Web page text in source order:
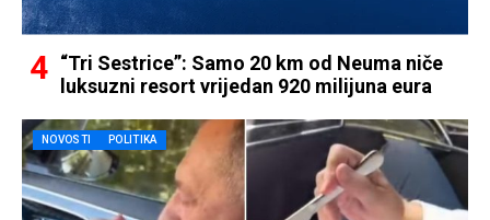
“Tri Sestrice”: Samo 20 km od Neuma niče
luksuzni resort vrijedan 920 milijuna eura
NOVOSTI POLITIKA